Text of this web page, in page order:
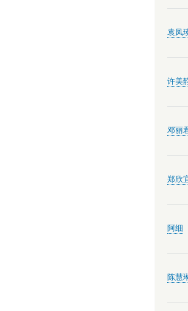
袁凤
许美
邓丽
郑欣
阿细
陈慧